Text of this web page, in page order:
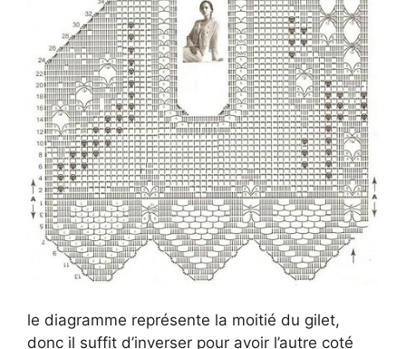
le diagramme représente la moitié du gilet,
donc il suffit d’inverser pour avoir l’autre coté